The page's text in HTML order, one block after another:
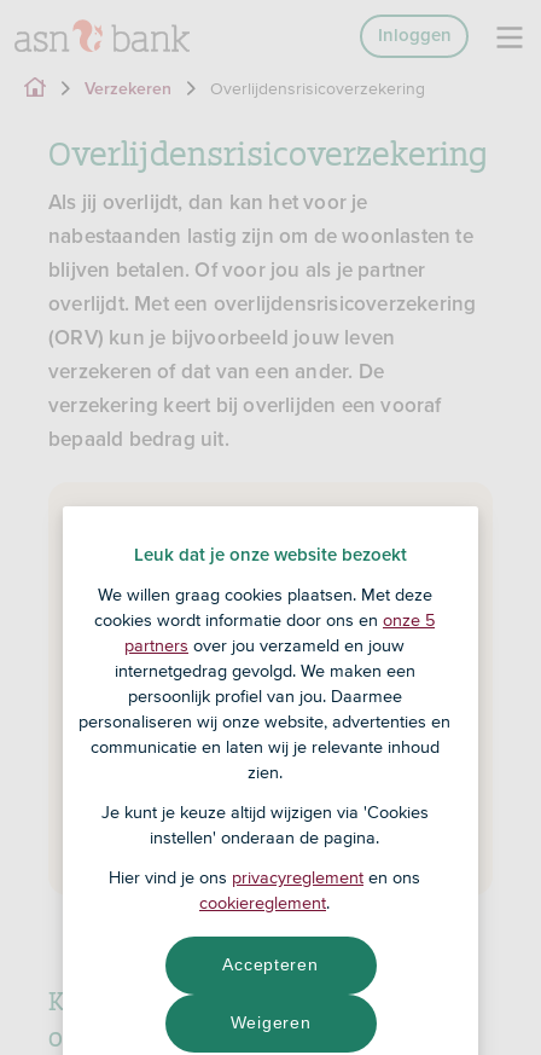
Inloggen
Verzekeren Overlijdensrisicoverzekering
Overlijdensrisicoverzekering
Als jij overlijdt, dan kan het voor je
nabestaanden lastig zijn om de woonlasten te
blijven betalen. Of voor jou als je partner
overlijdt. Met een overlijdensrisicoverzekering
(ORV) kun je bijvoorbeeld jouw leven
verzekeren of dat van een ander. De
verzekering keert bij overlijden een vooraf
bepaald bedrag uit.
overlijdensrisicoverzekering via
ASN Bank
Kiezen uit meerdere verzekeraars.
Samen met een adviseur een verzekering
samenstellen die past bij jouw situatie.
Zelf je looptijd en het verzekerd bedrag
bepalen.
Maak een afspraak
Kenmerken van een
overlijdensrisicoverzekering
Leuk dat je onze website bezoekt
We willen graag cookies plaatsen. Met deze
cookies wordt informatie door ons en onze 5
partners over jou verzameld en jouw
internetgedrag gevolgd. We maken een
persoonlijk profiel van jou. Daarmee
personaliseren wij onze website, advertenties en
communicatie en laten wij je relevante inhoud
zien.
Je kunt je keuze altijd wijzigen via 'Cookies
instellen' onderaan de pagina.
Hier vind je ons privacyreglement en ons
cookiereglement.
Weigeren
Accepteren